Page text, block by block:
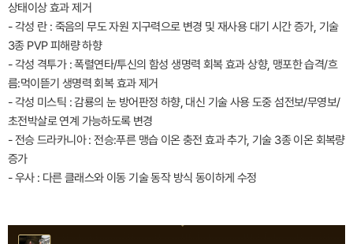
상태이상 효과 제거
- 각성 란 : 죽음의 무도 자원 지구력으로 변경 및 재사용 대기 시간 증가, 기술
3종 PVP 피해량 하향
- 각성 격투가 : 폭렬연타/투신의 함성 생명력 회복 효과 상향, 맹포한 습격/흐
름:먹이뜯기 생명력 회복 효과 제거
- 각성 미스틱 : 감룡의 눈 방어판정 하향, 대신 기술 사용 도중 섬전보/무영보/
초전박살로 연계 가능하도록 변경
- 전승 드라카니아 : 전승:푸른 맹습 이온 충전 효과 추가, 기술 3종 이온 회복량
증가
- 우사 : 다른 클래스와 이동 기술 동작 방식 동이하게 수정